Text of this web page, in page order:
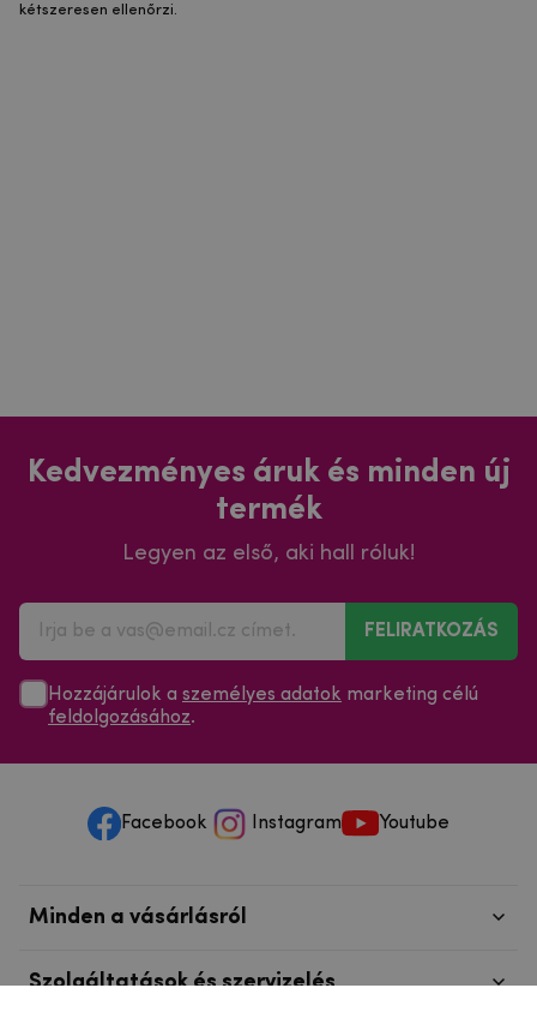
kétszeresen ellenőrzi.
Kedvezményes áruk és minden új
termék
Legyen az első, aki hall róluk!
FELIRATKOZÁS
Hozzájárulok a személyes adatok marketing célú
feldolgozásához.
Facebook Instagram Youtube
Minden a vásárlásról
Szolgáltatások és szervizelés